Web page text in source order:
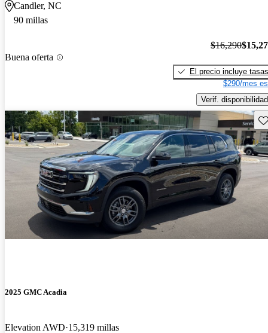
Candler, NC
90 millas
Buena oferta
$16,290
El precio incluye tasas
$290/mes
Verif. disponibilidad
2025 GMC Acadia
Elevation AWD 15,319 millas